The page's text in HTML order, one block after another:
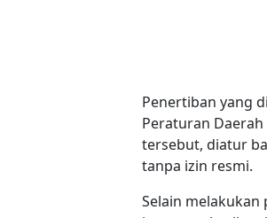
Penertiban yang
Peraturan
tersebut, diatur
tanpa izin resmi.
Selain